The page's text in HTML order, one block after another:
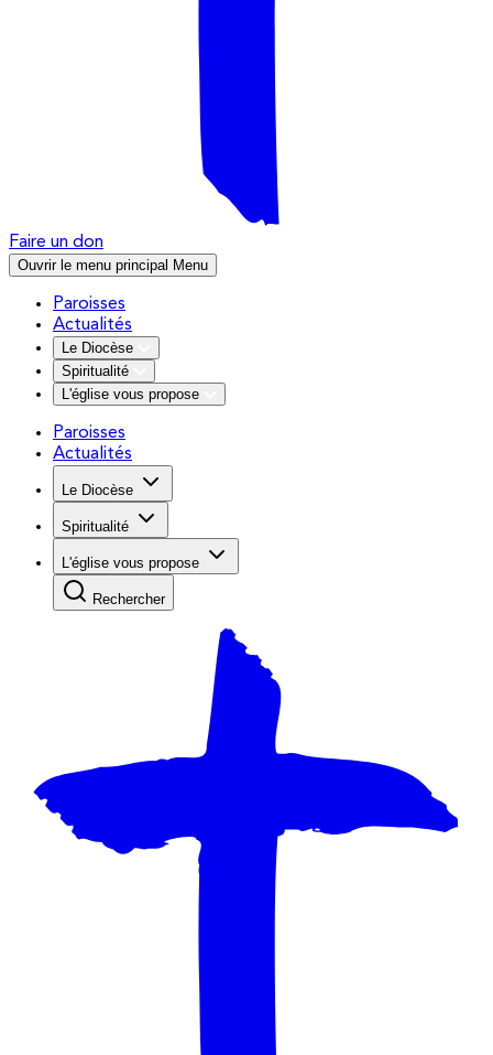
Faire un don
Ouvrir le menu principal Menu
Paroisses
Actualités
Le Diocèse
Spiritualité
L'église vous propose
Paroisses
Actualités
Le Diocèse
Spiritualité
L'église vous propose
Rechercher